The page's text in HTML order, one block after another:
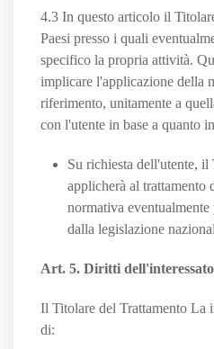
4.3 In questo articolo il
Paesi presso i quali
specifico la propria attività.
implicare l'applicazione della
riferimento, unitamente a
con l'utente in base a quanto
Su richiesta dell'utente,
applicherà al trattamento
normativa
dalla legislazione
Art. 5. Diritti dell'interessato
Il Titolare del Trattamento La
di: